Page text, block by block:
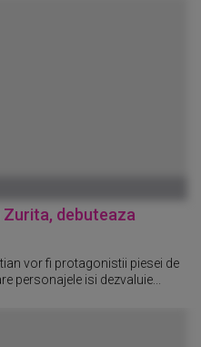
debuteaza
vor fi protagonistii piesei de
personajele isi dezvaluie...